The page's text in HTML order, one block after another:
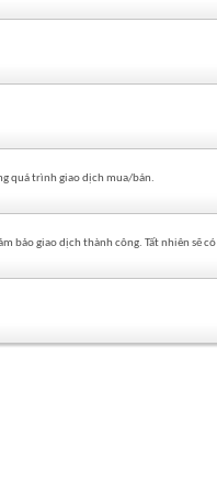
quá trình giao dịch mua/bán.
bảo giao dịch thành công. Tất nhiên sẽ có